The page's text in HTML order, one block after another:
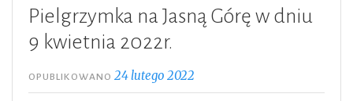
Pielgrzymka na Jasną Górę w dniu
9 kwietnia 2022r.
OPUBLIKOWANO24 lutego 2022